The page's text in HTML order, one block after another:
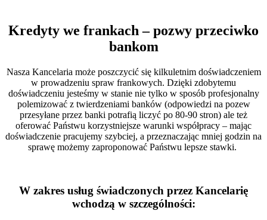
Kredyty we frankach – pozwy przeciwko
bankom
Nasza Kancelaria może poszczycić się kilkuletnim doświadczeniem
w prowadzeniu spraw frankowych. Dzięki zdobytemu
doświadczeniu jesteśmy w stanie nie tylko w sposób profesjonalny
polemizować z twierdzeniami banków (odpowiedzi na pozew
przesyłane przez banki potrafią liczyć po 80-90 stron) ale też
oferować Państwu korzystniejsze warunki współpracy – mając
doświadczenie pracujemy szybciej, a przeznaczając mniej godzin na
sprawę możemy zaproponować Państwu lepsze stawki.
W zakres usług świadczonych przez Kancelarię
wchodzą w szczególności: